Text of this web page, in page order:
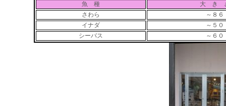
魚 種 大 き
さわら
～８６
イナダ
～５０
シーバス ～６０